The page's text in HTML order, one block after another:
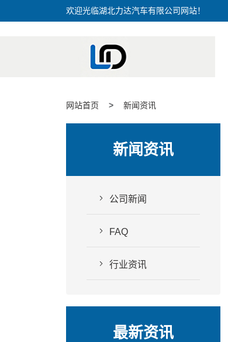
欢迎光临湖北力达汽车有限公司网站！
网站首页 新闻资讯
新闻资讯
公司新闻
FAQ
行业资讯
最新资讯